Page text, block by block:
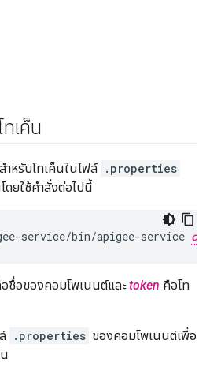
เค็น
หรับโทเค็นในไฟล์ .properties
ดยใช้คำสั่งต่อไปนี้
service/bin/apigee-service
ชื่อของคอมโพเนนต์และtoken คือโท
.properties ของคอมโพเนนต์เพื่อ